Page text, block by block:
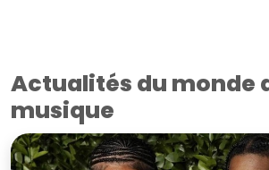
Actualités du monde
musique